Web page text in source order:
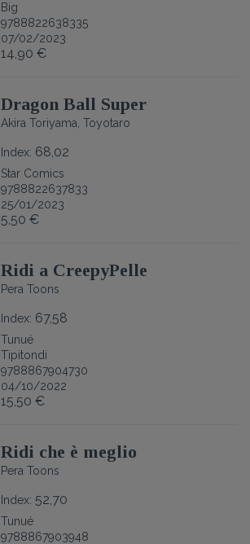
Big
9788822638335
07/02/2023
14,90 €
Dragon Ball Super
Akira Toriyama, Toyotaro
Index: 68,02
Star Comics
9788822637833
25/01/2023
5,50 €
Ridi a CreepyPelle
Pera Toons
Index: 67,58
Tunué
Tipitondi
9788867904730
04/10/2022
15,50 €
Ridi che è meglio
Pera Toons
Index: 52,70
Tunué
9788867903948